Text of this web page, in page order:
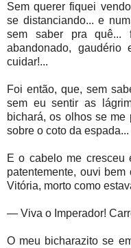
Sem querer fiquei
se distanciando... e
sem saber pra quê...
abandonado,
cuidar!...
Foi então, que, sem
sem eu sentir as
bichará, os olhos se me
sobre o coto da
E o cabelo me cresceu
patentemente, ouvi
Vitória, morto como
— Viva o Imperador!
O meu bicharazito se